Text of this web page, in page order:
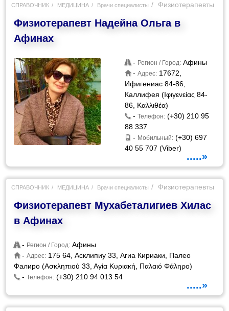
СПРАВОЧНИК МЕДИЦИНА Врачи специалисты Физиотерапевты
Физиотерапевт Надейна Ольга в
Афинах
- Регион / Город: Афины
-Адрес: 17672,
Ифигениас 84-86,
Каллифея (Ιφιγενείας 84-
86, Καλλιθέα)
-Телефон: (+30) 210 95
88 337
- Мобильный: (+30) 697
40 55 707 (Viber)
.....»
СПРАВОЧНИК МЕДИЦИНА Врачи специалисты Физиотерапевты
Физиотерапевт Мухабеталигиев Хилас
в Афинах
- Регион / Город: Афины
-Адрес: 175 64, Асклипиу 33, Агиа Кириаки, Палео
Фалиро (Ασκληπιού 33, Αγία Κυριακή, Παλαιό Φάληρο)
-Телефон: (+30) 210 94 013 54
.....»